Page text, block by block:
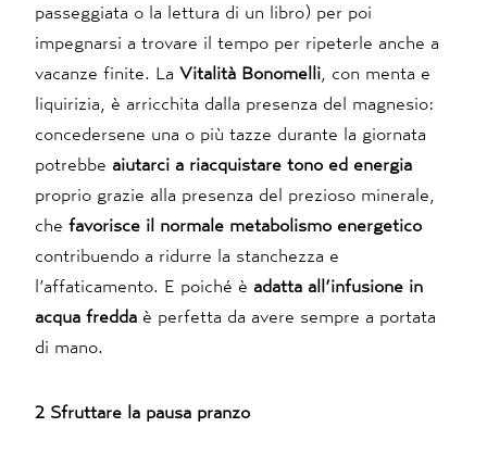
passeggiata o la lettura di un libro) per poi
impegnarsi a trovare il tempo per ripeterle anche a
vacanze finite. La Vitalità Bonomelli , con menta e
liquirizia, è arricchita dalla presenza del magnesio:
concedersene una o più tazze durante la giornata
potrebbe aiutarci a riacquistare tono ed energia
proprio grazie alla presenza del prezioso minerale,
che favorisce il normale metabolismo energetico
contribuendo a ridurre la stanchezza e
l’affaticamento. E poiché è adatta all’infusione in
acqua fredda è perfetta da avere sempre a portata
di mano.
2 Sfruttare la pausa pranzo